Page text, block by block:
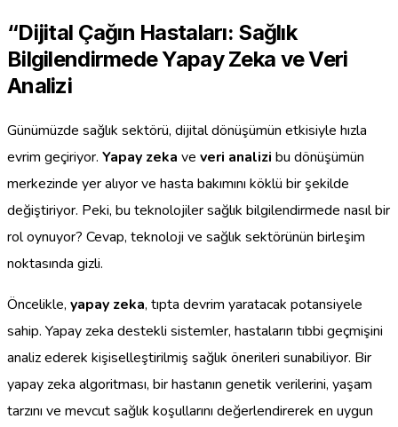
“Dijital Çağın Hastaları: Sağlık
Bilgilendirmede Yapay Zeka ve Veri
Analizi
Günümüzde sağlık sektörü, dijital dönüşümün etkisiyle hızla
evrim geçiriyor. Yapay zeka ve veri analizi bu dönüşümün
merkezinde yer alıyor ve hasta bakımını köklü bir şekilde
değiştiriyor. Peki, bu teknolojiler sağlık bilgilendirmede nasıl bir
rol oynuyor? Cevap, teknoloji ve sağlık sektörünün birleşim
noktasında gizli.
Öncelikle, yapay zeka, tıpta devrim yaratacak potansiyele
sahip. Yapay zeka destekli sistemler, hastaların tıbbi geçmişini
analiz ederek kişiselleştirilmiş sağlık önerileri sunabiliyor. Bir
yapay zeka algoritması, bir hastanın genetik verilerini, yaşam
tarzını ve mevcut sağlık koşullarını değerlendirerek en uygun